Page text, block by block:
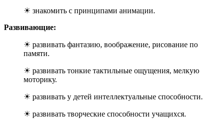
☀ знакомить с принципами анимации.
Развивающие:
☀ развивать фантазию, воображение, рисование по
памяти.
☀ развивать тонкие тактильные ощущения, мелкую
моторику.
☀ развивать у детей интеллектуальные способности.
☀ развивать творческие способности учащихся.